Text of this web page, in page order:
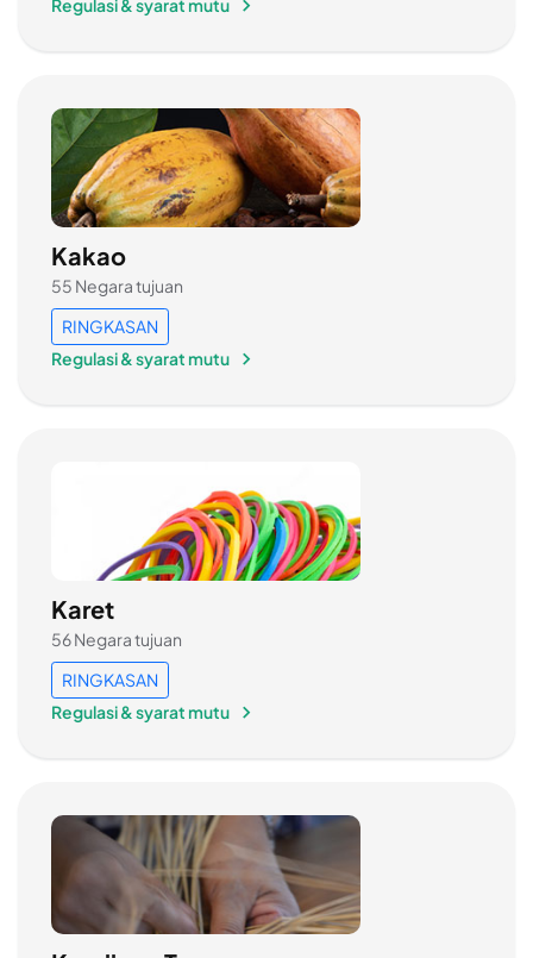
Regulasi & syarat mutu
Kakao
55 Negara tujuan
RINGKASAN
Regulasi & syarat mutu
Karet
56 Negara tujuan
RINGKASAN
Regulasi & syarat mutu